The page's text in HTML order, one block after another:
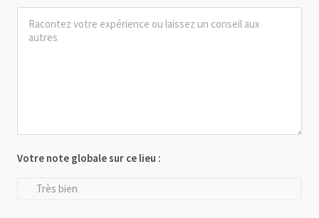
Votre note globale sur ce lieu :
Très bien